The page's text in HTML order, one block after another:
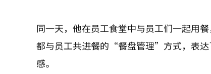
同一天，他在员工食堂中与员工们一起用
都与员工共进餐的“餐盘管理”方式，表达
感。